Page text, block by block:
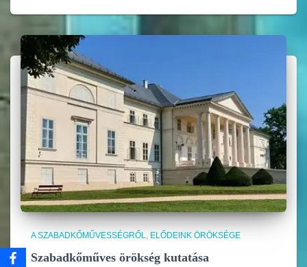
A SZABADKŐMŰVESSÉGRŐL ELŐDEINK ÖRÖKSÉGE
Szabadkőműves örökség kutatása